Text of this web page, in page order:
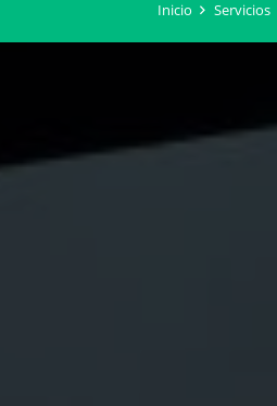
Inicio Servicios